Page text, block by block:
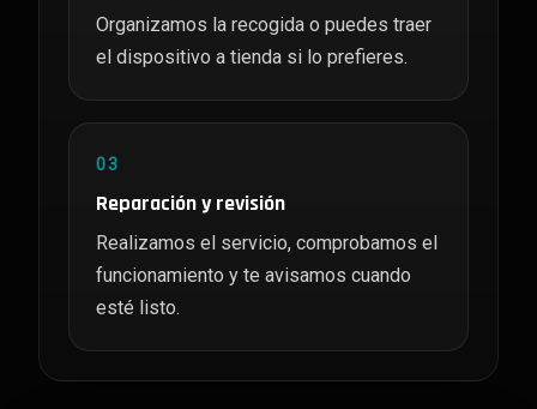
Organizamos la recogida o puedes traer
el dispositivo a tienda si lo prefieres.
03
Reparación y revisión
Realizamos el servicio, comprobamos el
funcionamiento y te avisamos cuando
esté listo.